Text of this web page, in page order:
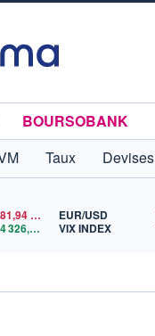
BOURSOBANK
Taux Devises
81,94
4 326,47 $US
EUR/USD
VIX INDEX